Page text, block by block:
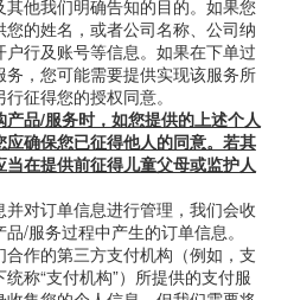
他我们明确告知的目的。如果您
的姓名，或者公司名称、公司纳
行及账号等信息。如果在下单过
，您可能需要提供实现该服务所
征得您的授权同意。
品/服务时，如您提供的上述个人
确保您已征得他人的同意。若其
在提供前征得儿童父母或监护人
对订单信息进行管理，我们会收
/服务过程中产生的订单信息。
作的第三方支付机构（例如，支
称“支付机构”）所提供的支付服